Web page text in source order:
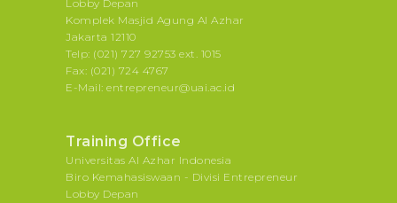
Lobby Depan
Komplek Masjid Agung Al Azhar
Jakarta 12110
Telp: (021) 727 92753 ext. 1015
Fax: (021) 724 4767
E-Mail: entrepreneur@uai.ac.id
Training Office
Universitas Al Azhar Indonesia
Biro Kemahasiswaan - Divisi Entrepreneur
Lobby Depan